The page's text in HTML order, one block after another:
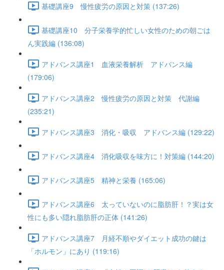
基礎講座9 慢性疲労の原因と対策 (137:26)
基礎講座10 分子栄養学的忙しい女性のための朝ごは
ん実践編 (136:08)
アドバンス講座1 血液栄養解析 アドバンス編
(179:06)
アドバンス講座2 慢性疲労の原因と対策 代謝編
(235:21)
アドバンス講座3 消化・吸収 アドバンス編 (129:22)
アドバンス講座4 消化吸収を味方に！対策編 (144:20)
アドバンス講座5 精神と栄養 (165:06)
アドバンス講座6 太っていないのに脂肪肝！？実は女
性にも多い隠れ脂肪肝の正体 (141:26)
アドバンス講座7 月経不順やダイエット成功の鍵は
「ホルモン」にあり (119:16)